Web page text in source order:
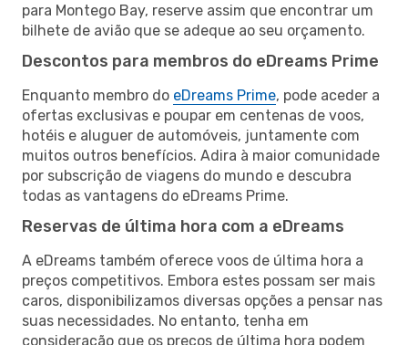
para Montego Bay, reserve assim que encontrar um
bilhete de avião que se adeque ao seu orçamento.
Descontos para membros do eDreams Prime
Enquanto membro do eDreams Prime, pode aceder a
ofertas exclusivas e poupar em centenas de voos,
hotéis e aluguer de automóveis, juntamente com
muitos outros benefícios. Adira à maior comunidade
por subscrição de viagens do mundo e descubra
todas as vantagens do eDreams Prime.
Reservas de última hora com a eDreams
A eDreams também oferece voos de última hora a
preços competitivos. Embora estes possam ser mais
caros, disponibilizamos diversas opções a pensar nas
suas necessidades. No entanto, tenha em
consideração que os preços de última hora podem